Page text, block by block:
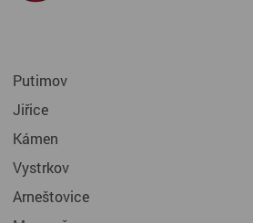
Putimov
Jiřice
Kámen
Vystrkov
Arneštovice